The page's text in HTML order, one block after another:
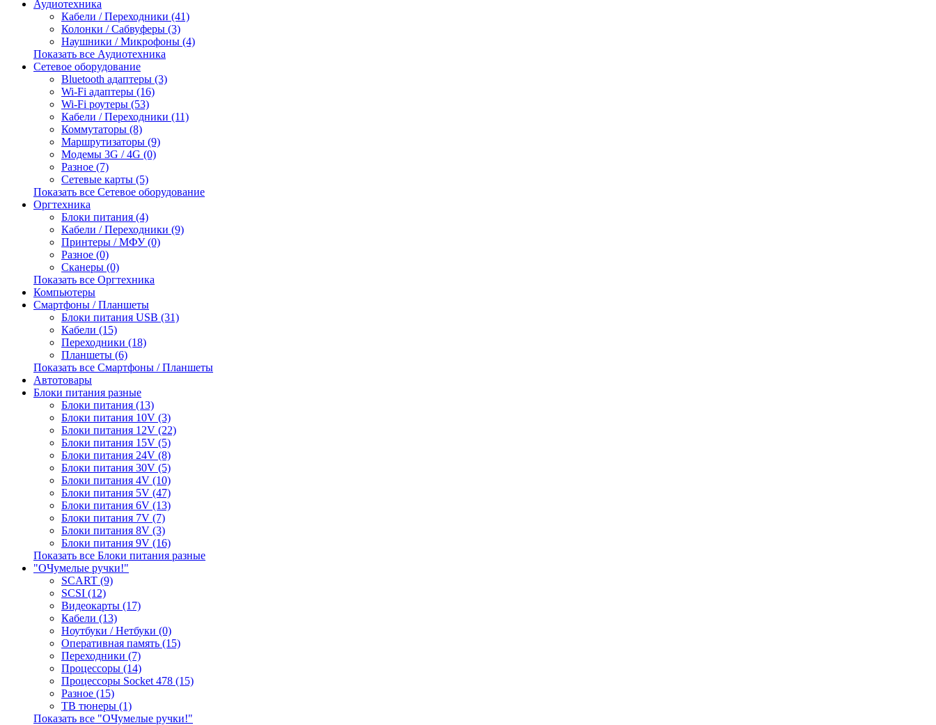
Аудиотехника
Кабели / Переходники (41)
Колонки / Сабвуферы (3)
Наушники / Микрофоны (4)
Показать все Аудиотехника
Сетевое оборудование
Bluetooth адаптеры (3)
Wi-Fi адаптеры (16)
Wi-Fi роутеры (53)
Кабели / Переходники (11)
Коммутаторы (8)
Маршрутизаторы (9)
Модемы 3G / 4G (0)
Разное (7)
Сетевые карты (5)
Показать все Сетевое оборудование
Оргтехника
Блоки питания (4)
Кабели / Переходники (9)
Принтеры / МФУ (0)
Разное (0)
Сканеры (0)
Показать все Оргтехника
Компьютеры
Смартфоны / Планшеты
Блоки питания USB (31)
Кабели (15)
Переходники (18)
Планшеты (6)
Показать все Смартфоны / Планшеты
Автотовары
Блоки питания разные
Блоки питания (13)
Блоки питания 10V (3)
Блоки питания 12V (22)
Блоки питания 15V (5)
Блоки питания 24V (8)
Блоки питания 30V (5)
Блоки питания 4V (10)
Блоки питания 5V (47)
Блоки питания 6V (13)
Блоки питания 7V (7)
Блоки питания 8V (3)
Блоки питания 9V (16)
Показать все Блоки питания разные
"ОЧумелые ручки!"
SCART (9)
SCSI (12)
Видеокарты (17)
Кабели (13)
Ноутбуки / Нетбуки (0)
Оперативная память (15)
Переходники (7)
Процессоры (14)
Процессоры Socket 478 (15)
Разное (15)
ТВ тюнеры (1)
Показать все "ОЧумелые ручки!"